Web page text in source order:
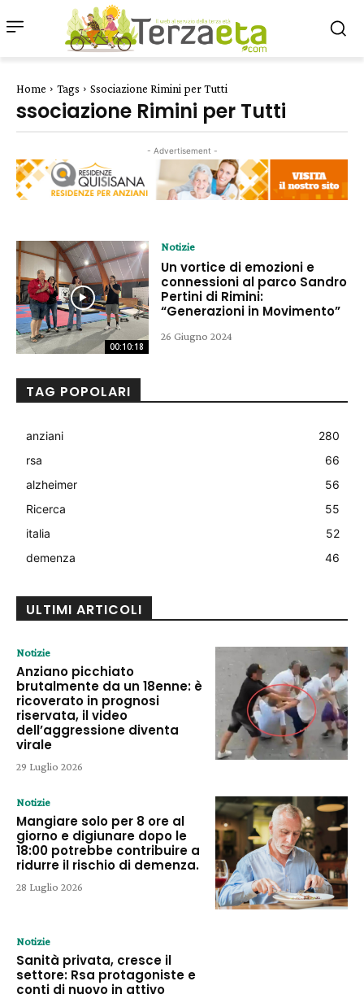
Home Tags Ssociazione Rimini per Tutti
ssociazione Rimini per Tutti
- Advertisement -
00:10:18
Notizie
Un vortice di emozioni e
connessioni al parco Sandro
Pertini di Rimini:
“Generazioni in Movimento”
26 Giugno 2024
TAG POPOLARI
anziani
280
rsa
66
alzheimer
56
Ricerca
55
italia
52
demenza
46
ULTIMI ARTICOLI
Notizie
Anziano picchiato
brutalmente da un 18enne: è
ricoverato in prognosi
riservata, il video
dell’aggressione diventa
virale
29 Luglio 2026
Notizie
Mangiare solo per 8 ore al
giorno e digiunare dopo le
18:00 potrebbe contribuire a
ridurre il rischio di demenza.
28 Luglio 2026
Notizie
Sanità privata, cresce il
settore: Rsa protagoniste e
conti di nuovo in attivo